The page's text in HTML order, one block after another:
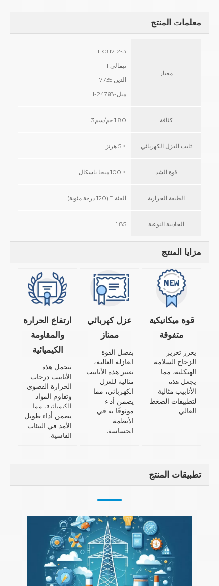
معلمات المنتج
معيار
IEC61212-3
نيمالي-1
الدين 7735
ميل-I-24768
كثافة 1.80 جم/سم3
ثابت العزل الكهربائي ≥ 5 هرتز
قوة الشد ≥ 100 ميجا باسكال
الطبقة الحرارية الفئة E (120 درجة مئوية)
الجاذبية النوعية 1.85
مزايا المنتج
قوة ميكانيكية
متفوقة
يعزز تعزيز
الزجاج السلامة
الهيكلية، مما
يجعل هذه
الأنابيب مثالية
لتطبيقات الضغط
العالي.
عزل كهربائي
ممتاز
بفضل القوة
العازلة العالية،
تعتبر هذه الأنابيب
مثالية للعزل
الكهربائي، مما
يضمن أداء
موثوقًا به في
الأنظمة
الحساسة.
ارتفاع الحرارة
والمقاومة
الكيميائية
تتحمل هذه
الأنابيب درجات
الحرارة القصوى
وتقاوم المواد
الكيميائية، مما
يضمن أداء طويل
الأمد في البيئات
القاسية.
تطبيقات المنتج